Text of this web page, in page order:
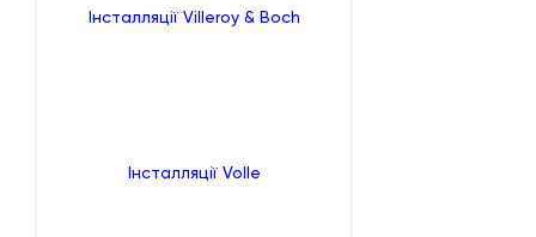
Інсталляції Villeroy & Boch
Інсталляції Volle